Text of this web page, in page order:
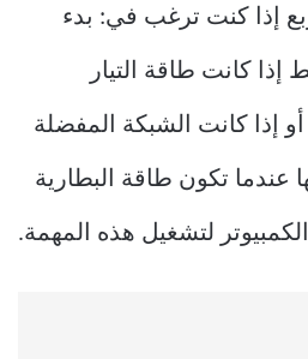
إذا كنت ترغب في: بدء
كانت طاقة التيار
أو إذا كانت الشبكة المفضلة
عندما تكون طاقة البطارية
لتشغيل هذه المهمة.